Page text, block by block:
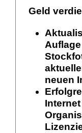
Geld
neuen